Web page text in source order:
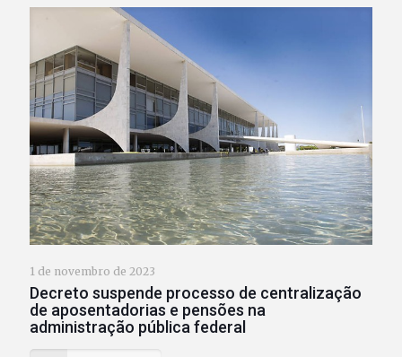
1 de novembro de 2023
Decreto suspende processo de centralização
de aposentadorias e pensões na
administração pública federal